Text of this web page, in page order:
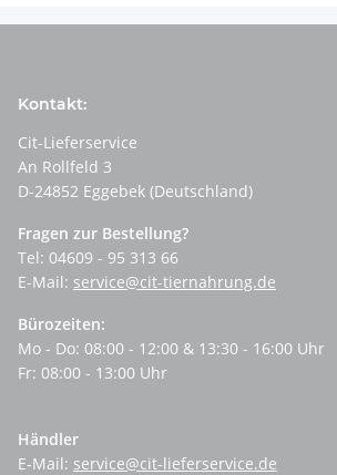
Kontakt:
Cit-Lieferservice
An Rollfeld 3
D-24852 Eggebek (Deutschland)
Fragen zur Bestellung?
Tel: 04609 - 95 313 66
E-Mail: service@cit-tiernahrung.de
Bürozeiten:
Mo - Do: 08:00 - 12:00 & 13:30 - 16:00 Uhr
Fr: 08:00 - 13:00 Uhr
Händler
E-Mail: service@cit-lieferservice.de